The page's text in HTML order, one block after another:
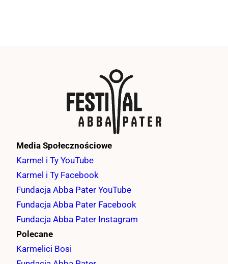
Media Społecznościowe
Karmel i Ty YouTube
Karmel i Ty Facebook
Fundacja Abba Pater YouTube
Fundacja Abba Pater Facebook
Fundacja Abba Pater Instagram
Polecane
Karmelici Bosi